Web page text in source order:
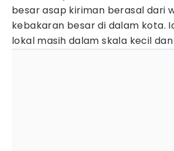
besar asap kiriman berasal dari
kebakaran besar di dalam kota.
lokal masih dalam skala kecil